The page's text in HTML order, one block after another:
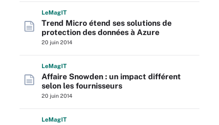
LeMagIT
Trend Micro étend ses solutions de
protection des données à Azure
20 juin 2014
LeMagIT
Affaire Snowden : un impact différent
selon les fournisseurs
20 juin 2014
LeMagIT